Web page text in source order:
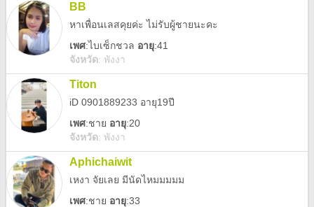
BB
หาเพื่อนเลสคุยค่ะ ไม่รับผู้ชายนะคะ
เพศ:ไบเซ็กชวล อายุ:41
จังหวัด: พังงา
Titon
iD 0901889233 อายุ19ปี
เพศ:ชาย อายุ:20
จังหวัด: พังงา
Aphichaiwit
เหงา จัยเลย มีนัดไหมมมมม
เพศ:ชาย อายุ:33